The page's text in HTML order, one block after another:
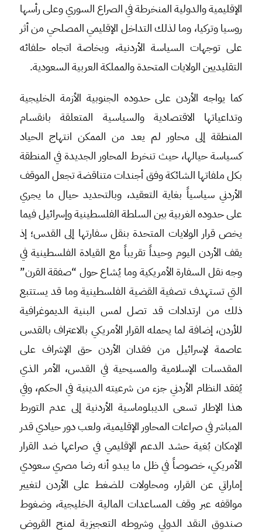
الإقليمية والدولية المنخرطة في الصراع السوري وعلى رأسها
روسيا وتركيا، وما لذلك التداخل الإقليمي المصلحي من أثر
على توجهات السياسة الأردنية، وبخاصة اتجاه حلفائه
التقليديين الولايات المتحدة والمملكة العربية السعودية.
كما يواجه الأردن على حدوده الجنوبية الأزمة الخليجية
وتداعياتها الاقتصادية والسياسية المتعلقة بانقسام
المنطقة إلى محاور لم يعد من الممكن انتهاج الحياد
كسياسة حيالها، حيث تنخرط المحاور الجديدة في المنطقة
بكل ملفاتها الشائكة وفق أجندات متناقضة تجعل الموقف
الأردني سياسياً بغاية التعقيد، وبالتحديد حيال ما يجري
على حدوده الغربية بين السلطة الفلسطينية وإسرائيل فيما
يخص قرار الولايات المتحدة بنقل سفارتها إلى القدس؛ إذ
يقف الأردن اليوم وحيداً تقريباً مع القيادة الفلسطينية في
وجه نقل السفارة الأمريكية وما يُشاع حول “صفقة القرن”
التي تستهدف تصفية القضية الفلسطينية وما قد يستتبع
ذلك من ارتدادات قد تصل لمس البنية الديموغرافية
للأردن، إضافة لما يحمله القرار الأمريكي بالاعتراف بالقدس
عاصمة لإسرائيل من فقدان الأردن حق الإشراف على
المقدسات الإسلامية والمسيحية في القدس، الأمر الذي
يُفقد النظام الأردني جزء من شرعيته الدينية في الحكم، وفي
هذا الإطار تسعى الديبلوماسية الأردنية إلى عدم التورط
المباشر في صراعات المحاور الإقليمية، ولعب دور حيادي قدر
الإمكان بُغية حشد الدعم الإقليمي في صراعها ضد القرار
الأمريكي، خصوصاً في ظل ما يبدو أنه رضا مصري سعودي
إماراتي عن القرار، ومحاولات للضغط على الأردن لتغيير
مواقفه عبر وقف المساعدات المالية الخليجية، وضغوط
صندوق النقد الدولي وشروطه التعجيزية لمنح القروض